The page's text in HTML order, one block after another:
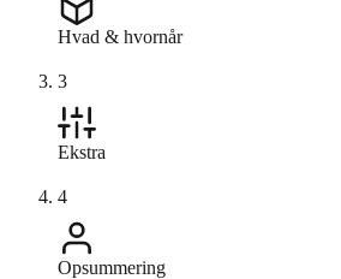
Hvad & hvornår
3
Ekstra
4
Opsummering